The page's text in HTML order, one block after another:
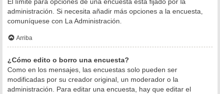
administración. Si necesita añadir más opciones a la encuesta,
comuníquese con La Administración.
Arriba
¿Cómo edito o borro una encuesta?
Como en los mensajes, las encuestas solo pueden ser
modificadas por su creador original, un moderador o la
administración. Para editar una encuesta, hay que editar el